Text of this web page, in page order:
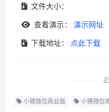
文件大小：
查看演示：
演示网址
下载地址：
点此下载
小猪微信商业版 小猪微信